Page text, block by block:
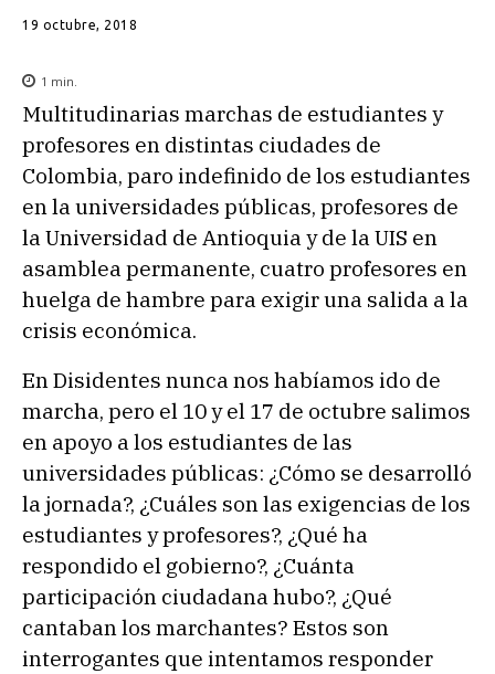
19 octubre, 2018
1 min.
Multitudinarias marchas de estudiantes y
profesores en distintas ciudades de
Colombia, paro indefinido de los estudiantes
en la universidades públicas, profesores de
la Universidad de Antioquia y de la UIS en
asamblea permanente, cuatro profesores en
huelga de hambre para exigir una salida a la
crisis económica.
En Disidentes nunca nos habíamos ido de
marcha, pero el 10 y el 17 de octubre salimos
en apoyo a los estudiantes de las
universidades públicas: ¿Cómo se desarrolló
la jornada?, ¿Cuáles son las exigencias de los
estudiantes y profesores?, ¿Qué ha
respondido el gobierno?, ¿Cuánta
participación ciudadana hubo?, ¿Qué
cantaban los marchantes? Estos son
interrogantes que intentamos responder